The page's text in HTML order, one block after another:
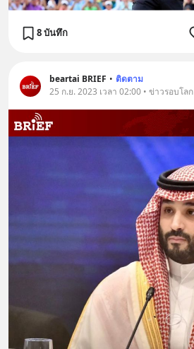
8 บันทึก
beartai BRIEF • ติดตาม
25 ก.ย. 2023 เวลา 02:00 • ข่าวรอบโลก